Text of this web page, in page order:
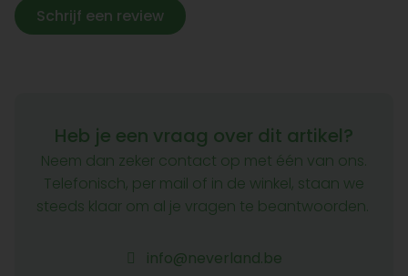
Schrijf een review
Heb je een vraag over dit artikel?
Neem dan zeker contact op met één van ons.
Telefonisch, per mail of in de winkel, staan we
steeds klaar om al je vragen te beantwoorden.
info@neverland.be